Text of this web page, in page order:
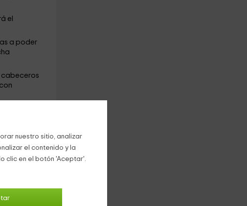
nuestro sitio, analizar
el contenido y la
clic en el botón 'Aceptar'.
el
a poder
cabeceros
con